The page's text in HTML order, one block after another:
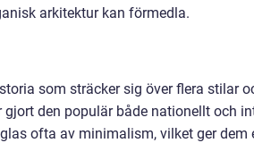
arkitektur kan förmedla.
som sträcker sig över flera stilar
den populär både nationellt och
ofta av minimalism, vilket ger dem